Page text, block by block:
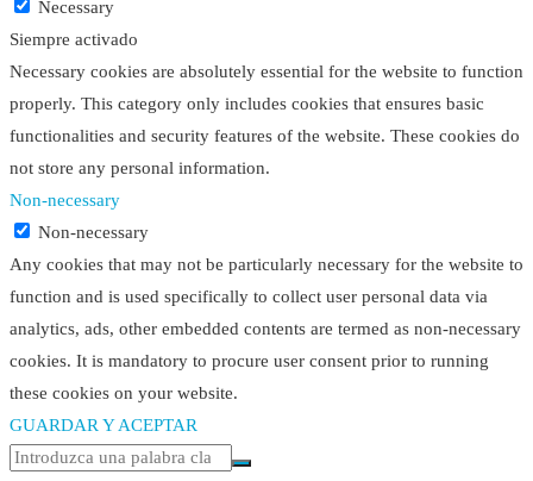
Necessary
Siempre activado
Necessary cookies are absolutely essential for the website to function
properly. This category only includes cookies that ensures basic
functionalities and security features of the website. These cookies do
not store any personal information.
Non-necessary
Non-necessary
Any cookies that may not be particularly necessary for the website to
function and is used specifically to collect user personal data via
analytics, ads, other embedded contents are termed as non-necessary
cookies. It is mandatory to procure user consent prior to running
these cookies on your website.
GUARDAR Y ACEPTAR